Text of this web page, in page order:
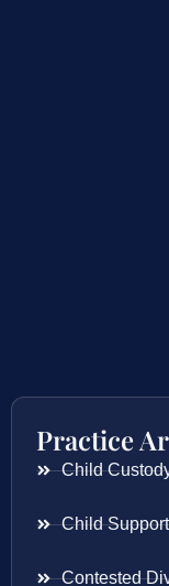
Practice
Child
Child Support
Contested